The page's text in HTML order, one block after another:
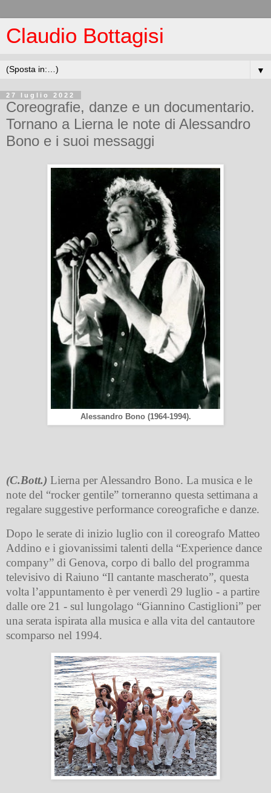
Claudio Bottagisi
▼
27 luglio 2022
Coreografie, danze e un documentario.
Tornano a Lierna le note di Alessandro
Bono e i suoi messaggi
Alessandro Bono (1964-1994).
(C.Bott.) Lierna per Alessandro Bono. La musica e le
note del “rocker gentile” torneranno questa settimana a
regalare suggestive performance coreografiche e danze.
Dopo le serate di inizio luglio con il coreografo Matteo
Addino e i giovanissimi talenti della “Experience dance
company” di Genova, corpo di ballo del programma
televisivo di Raiuno “Il cantante mascherato”, questa
volta l’appuntamento è per venerdì 29 luglio - a partire
dalle ore 21 - sul lungolago “Giannino Castiglioni” per
una serata ispirata alla musica e alla vita del cantautore
scomparso nel 1994.